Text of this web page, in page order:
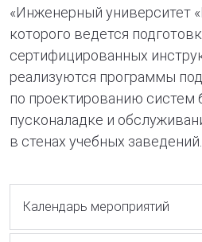
«Инженерный университет
которого ведется
сертифицированных
реализуются программы
по проектированию систем
пусконаладке и
в стенах учебных заведений.
Календарь мероприятий